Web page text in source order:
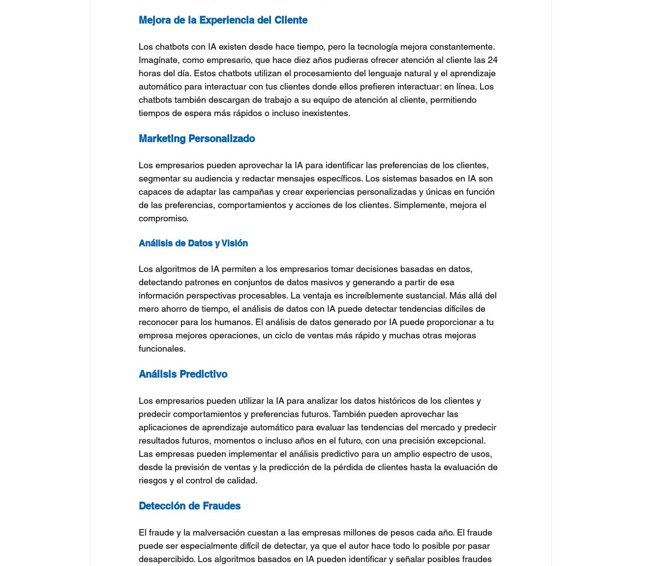
Mejora de la Experiencia del Cliente
Los chatbots con IA existen desde hace tiempo, pero la tecnología mejora constantemente.
Imagínate, como empresario, que hace diez años pudieras ofrecer atención al cliente las 24
horas del día. Estos chatbots utilizan el procesamiento del lenguaje natural y el aprendizaje
automático para interactuar con tus clientes donde ellos prefieren interactuar: en línea. Los
chatbots también descargan de trabajo a su equipo de atención al cliente, permitiendo
tiempos de espera más rápidos o incluso inexistentes.
Marketing Personalizado
Los empresarios pueden aprovechar la IA para identificar las preferencias de los clientes,
segmentar su audiencia y redactar mensajes específicos. Los sistemas basados en IA son
capaces de adaptar las campañas y crear experiencias personalizadas y únicas en función
de las preferencias, comportamientos y acciones de los clientes. Simplemente, mejora el
compromiso.
Análisis de Datos y Visión
Los algoritmos de IA permiten a los empresarios tomar decisiones basadas en datos,
detectando patrones en conjuntos de datos masivos y generando a partir de esa
información perspectivas procesables. La ventaja es increíblemente sustancial. Más allá del
mero ahorro de tiempo, el análisis de datos con IA puede detectar tendencias difíciles de
reconocer para los humanos. El análisis de datos generado por IA puede proporcionar a tu
empresa mejores operaciones, un ciclo de ventas más rápido y muchas otras mejoras
funcionales.
Análisis Predictivo
Los empresarios pueden utilizar la IA para analizar los datos históricos de los clientes y
predecir comportamientos y preferencias futuros. También pueden aprovechar las
aplicaciones de aprendizaje automático para evaluar las tendencias del mercado y predecir
resultados futuros, momentos o incluso años en el futuro, con una precisión excepcional.
Las empresas pueden implementar el análisis predictivo para un amplio espectro de usos,
desde la previsión de ventas y la predicción de la pérdida de clientes hasta la evaluación de
riesgos y el control de calidad.
Detección de Fraudes
El fraude y la malversación cuestan a las empresas millones de pesos cada año. El fraude
puede ser especialmente difícil de detectar, ya que el autor hace todo lo posible por pasar
desapercibido. Los algoritmos basados en IA pueden identificar y señalar posibles fraudes